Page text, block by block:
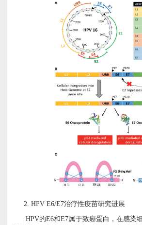
2. HPV E6/E7治疗性疫苗研究进展
HPV的E6和E7属于致癌蛋白，在感染